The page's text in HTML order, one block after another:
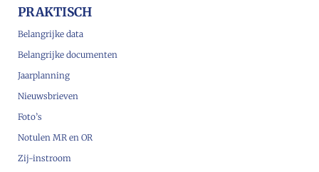
PRAKTISCH
Belangrijke data
Belangrijke documenten
Jaarplanning
Nieuwsbrieven
Foto’s
Notulen MR en OR
Zij-instroom